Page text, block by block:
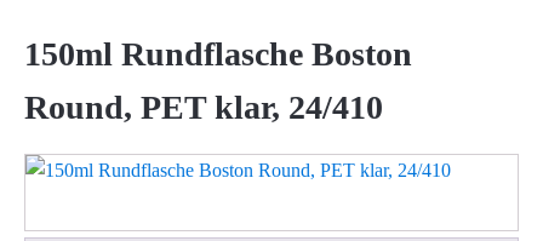
150ml Rundflasche Boston
Round, PET klar, 24/410